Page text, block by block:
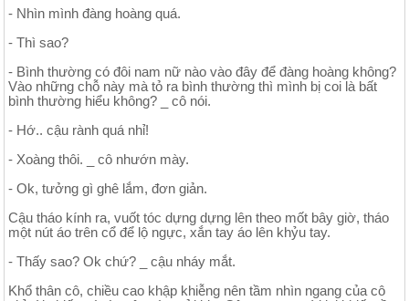
- Nhìn mình đàng hoàng quá.
- Thì sao?
- Bình thường có đôi nam nữ nào vào đây để đàng hoàng không?
Vào những chỗ này mà tỏ ra bình thường thì mình bị coi là bất
bình thường hiểu không? _ cô nói.
- Hớ.. cậu rành quá nhỉ!
- Xoàng thôi. _ cô nhướn mày.
- Ok, tưởng gì ghê lắm, đơn giản.
Cậu tháo kính ra, vuốt tóc dựng dựng lên theo mốt bây giờ, tháo
một nút áo trên cổ để lộ ngực, xắn tay áo lên khỷu tay.
- Thấy sao? Ok chứ? _ cậu nháy mắt.
Khổ thân cô, chiều cao khập khiễng nên tầm nhìn ngang của cô